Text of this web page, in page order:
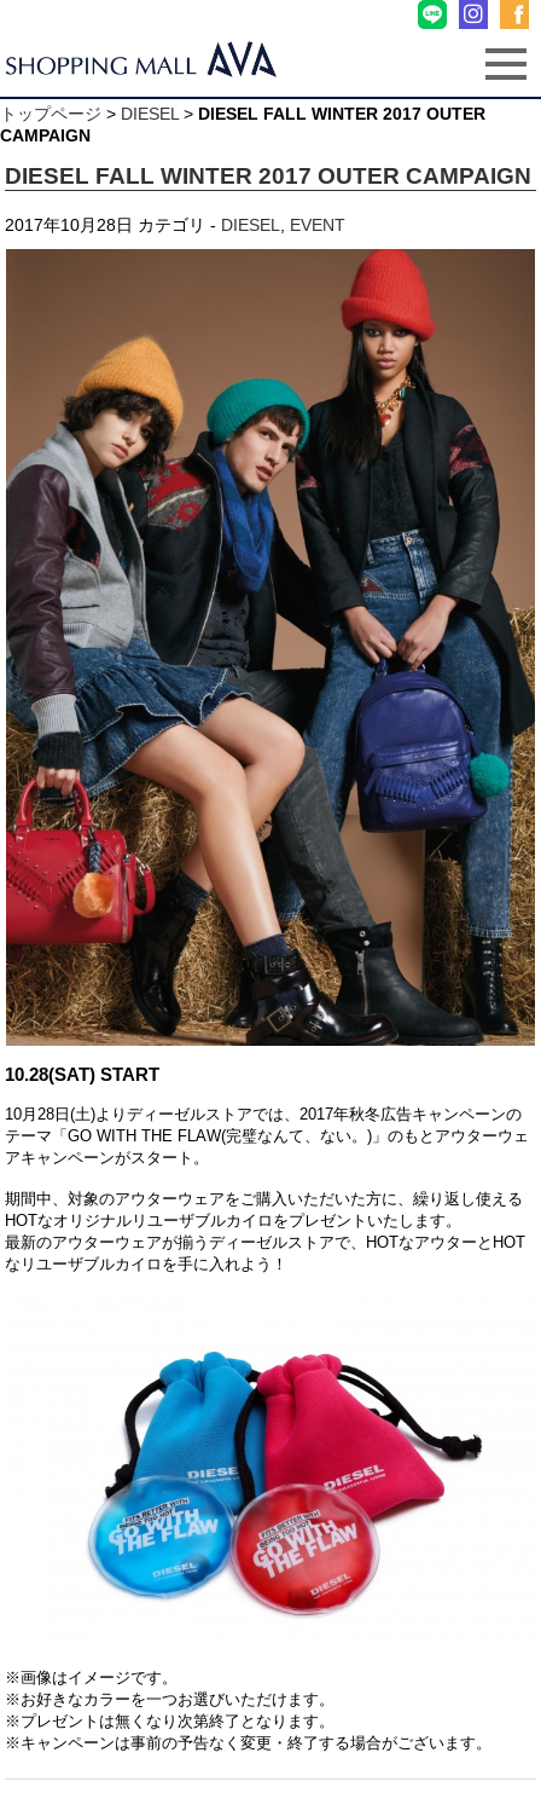
トップページ > DIESEL > DIESEL FALL WINTER 2017 OUTER
CAMPAIGN
DIESEL FALL WINTER 2017 OUTER CAMPAIGN
2017年10月28日 カテゴリ - DIESEL EVENT
10.28(SAT) START
10月28日(土)よりディーゼルストアでは、2017年秋冬広告キャンペーンの
テーマ「GO WITH THE FLAW(完璧なんて、ない。)」のもとアウターウェ
アキャンペーンがスタート。
期間中、対象のアウターウェアをご購入いただいた方に、繰り返し使える
HOTなオリジナルリユーザブルカイロをプレゼントいたします。
最新のアウターウェアが揃うディーゼルストアで、HOTなアウターとHOT
なリユーザブルカイロを手に入れよう！
※画像はイメージです。
※お好きなカラーを一つお選びいただけます。
※プレゼントは無くなり次第終了となります。
※キャンペーンは事前の予告なく変更・終了する場合がございます。